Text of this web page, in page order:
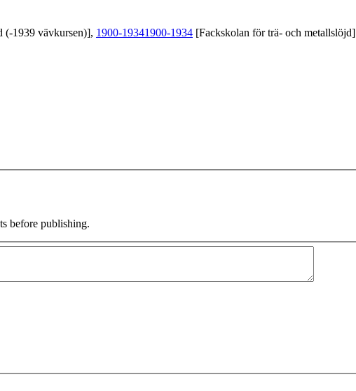
(-1939 vävkursen)], 1900-19341900-1934 [Fackskolan för trä- och metallslöjd]
before publishing.